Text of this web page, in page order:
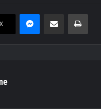
X
MessengerΚοινοποίηση μέσω ηλεκτρονικού